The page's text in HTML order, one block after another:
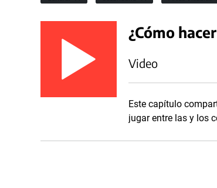
¿Cómo
Video
Este capítulo
jugar entre las y los